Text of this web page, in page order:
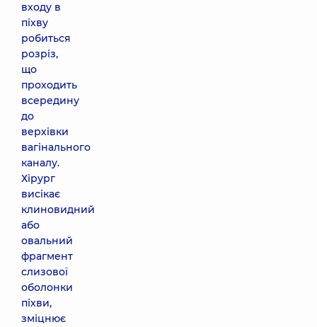
входу в
піхву
робиться
розріз,
що
проходить
всередину
до
верхівки
вагінального
каналу.
Хірург
висікає
клиновидний
або
овальний
фрагмент
слизової
оболонки
піхви,
зміцнює